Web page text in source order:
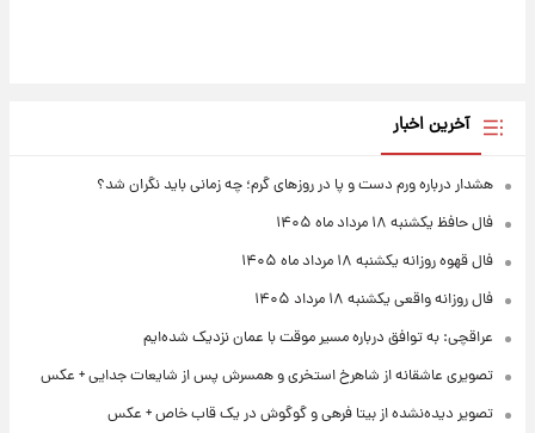
آخرین اخبار
هشدار درباره ورم دست و پا در روزهای گرم؛ چه زمانی باید نگران شد؟
فال حافظ یکشنبه ۱۸ مرداد ماه ۱۴۰۵
فال قهوه روزانه یکشنبه ۱۸ مرداد ماه ۱۴۰۵
فال روزانه واقعی یکشنبه ۱۸ مرداد ۱۴۰۵
عراقچی: به توافق درباره مسیر موقت با عمان نزدیک شده‌ایم
تصویری عاشقانه از شاهرخ استخری و همسرش پس از شایعات جدایی + عکس
تصویر دیده‌نشده از بیتا فرهی و گوگوش در یک قاب خاص + عکس